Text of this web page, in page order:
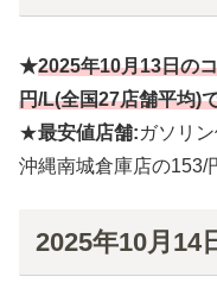
★2025年10月13日の
円/L(全国27店舗平均)
★最安値店舗:ガソリ
沖縄南城倉庫店の153/
2025年10月14